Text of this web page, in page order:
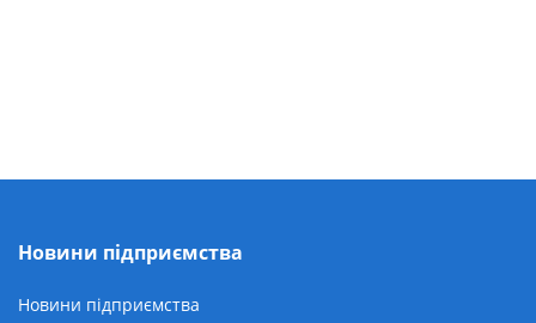
Новини підприємства
Новини підприємства